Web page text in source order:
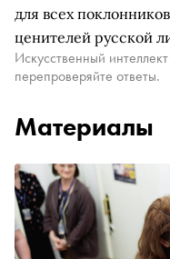
для всех
ценителей русской
Искусственный
перепроверяйте ответы.
Материалы